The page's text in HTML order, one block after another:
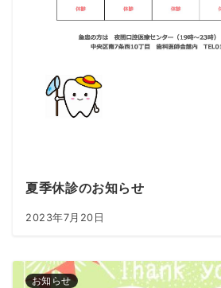
夏季休診のお知らせ
2023年7月20日
お知らせ